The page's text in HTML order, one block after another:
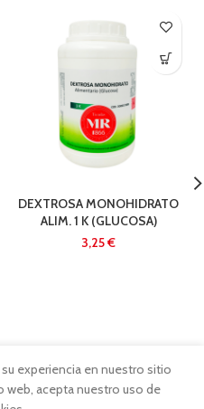
DEXTROSA MONOHIDRATO
ALIM. 1 K (GLUCOSA)
€
experiencia en nuestro sitio
web, acepta nuestro uso de